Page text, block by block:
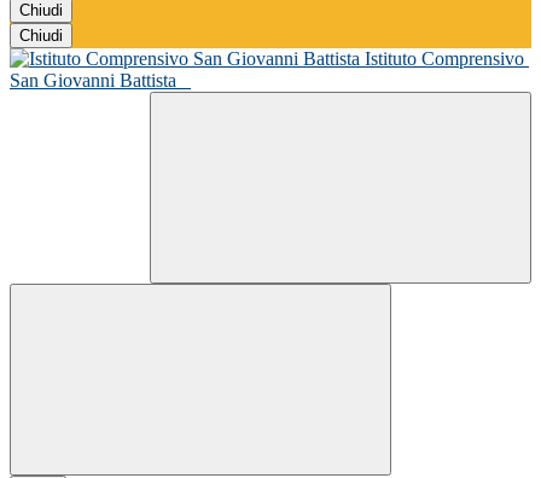
Chiudi
Chiudi
Istituto Comprensivo
San Giovanni Battista